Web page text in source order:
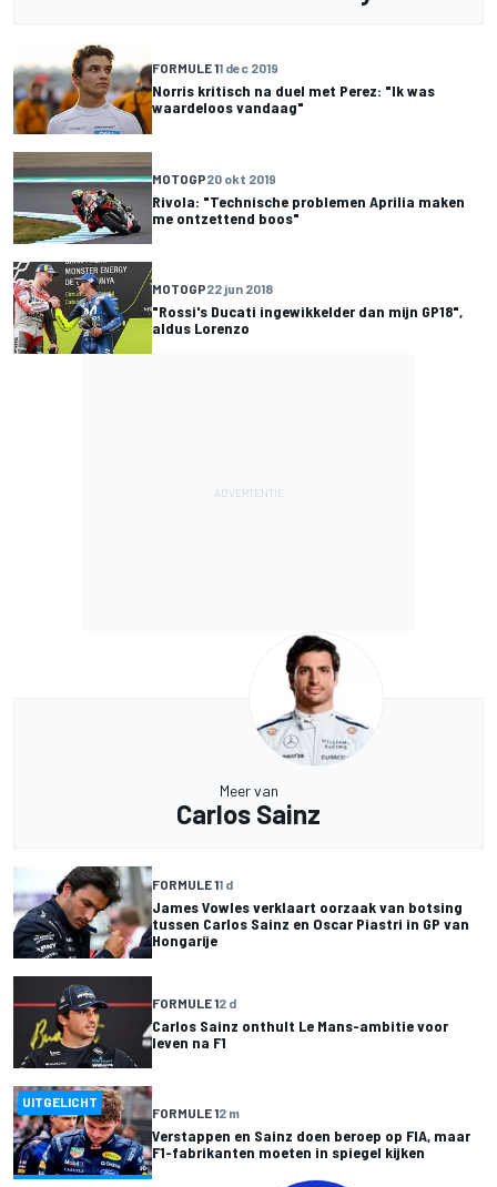
FORMULE 11 dec 2019
Norris kritisch na duel met Perez: "Ik was
waardeloos vandaag"
MOTOGP20 okt 2019
Rivola: "Technische problemen Aprilia maken
me ontzettend boos"
MOTOGP22 jun 2018
"Rossi's Ducati ingewikkelder dan mijn GP18",
aldus Lorenzo
Meer van
Carlos Sainz
FORMULE 11 d
James Vowles verklaart oorzaak van botsing
tussen Carlos Sainz en Oscar Piastri in GP van
Hongarije
FORMULE 12 d
Carlos Sainz onthult Le Mans-ambitie voor
leven na F1
UITGELICHT
FORMULE 12 m
Verstappen en Sainz doen beroep op FIA, maar
F1-fabrikanten moeten in spiegel kijken